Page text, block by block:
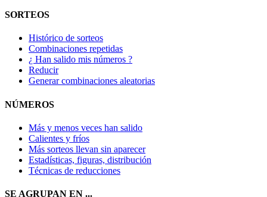
SORTEOS
Histórico de sorteos
Combinaciones repetidas
¿ Han salido mis números ?
Reducir
Generar combinaciones aleatorias
NÚMEROS
Más y menos veces han salido
Calientes y fríos
Más sorteos llevan sin aparecer
Estadísticas, figuras, distribución
Técnicas de reducciones
SE AGRUPAN EN ...